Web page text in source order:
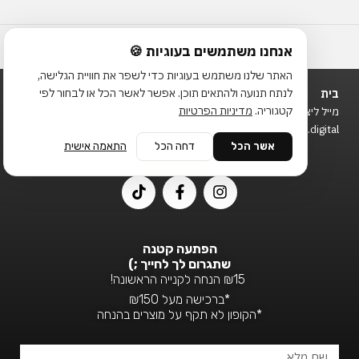
בית
מייל ליצירת קשר שת״פ:
Office@Sketchie.digital
משלוחים
FOLLOW US
I
n
s
g
r
a
m
F
a
c
b
o
o
k
-
f
T
i
k
o
kהפתעה קטנה
שתגרום לך לחייך ;)
*ברכישה מעל ₪150
*הקופון לא תקף על מוצרים בהנחה
אנחנו משתמשים בעוגיות 🍪
האתר שלנו משתמש בעוגיות כדי לשפר את חוויית הגלישה,
לנתח תנועה ולהתאים תוכן. אפשר לאשר הכל או לבחור לפי
קטגוריה.מדיניות הפרטיות
אשר הכל דחה הכל התאמה אישית